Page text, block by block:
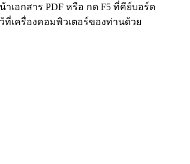
เอกสาร PDF หรือ กด F5 ที่คีย์บอร์ด
ที่เครื่องคอมพิวเตอร์ของท่านด้วย